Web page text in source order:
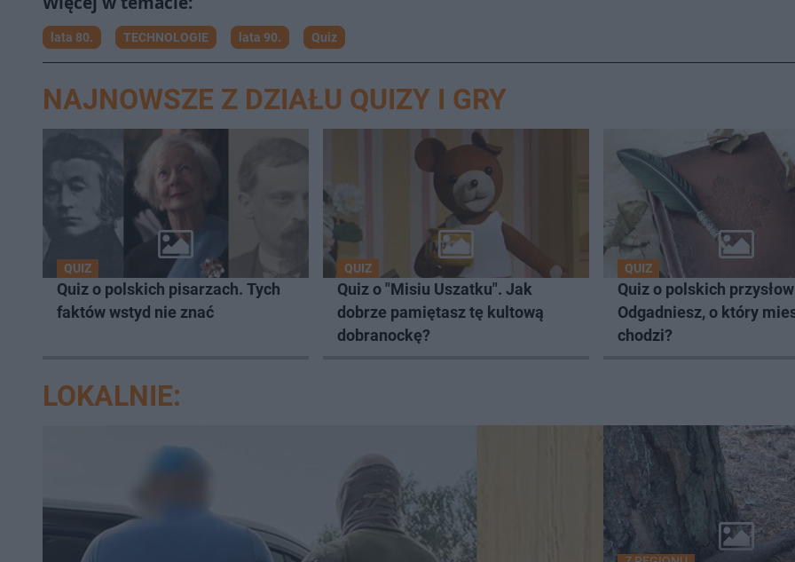
lata 80. TECHNOLOGIE lata 90. Quiz
NAJNOWSZE Z DZIAŁU QUIZY I GRY
QUIZ
Quiz o polskich pisarzach. Tych
faktów wstyd nie znać
QUIZ
Quiz o "Misiu Uszatku". Jak
dobrze pamiętasz tę kultową
dobranockę?
QUIZ
Quiz o polskich
Odgadniesz, o który
chodzi?
LOKALNIE: